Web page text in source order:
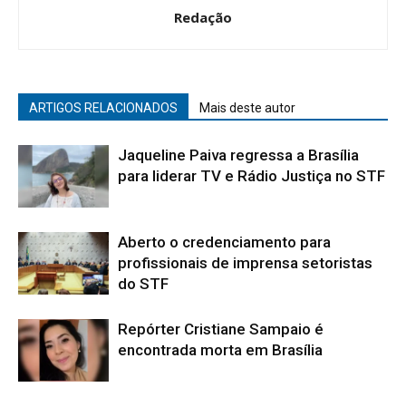
Redação
ARTIGOS RELACIONADOS Mais deste autor
Jaqueline Paiva regressa a Brasília
para liderar TV e Rádio Justiça no STF
Aberto o credenciamento para
profissionais de imprensa setoristas
do STF
Repórter Cristiane Sampaio é
encontrada morta em Brasília